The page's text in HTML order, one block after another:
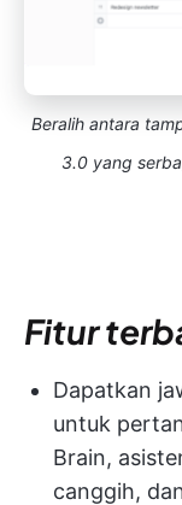
Beralih antara
3.0 yang
Fitur
Dapatkan
untuk
Brain,
canggih,